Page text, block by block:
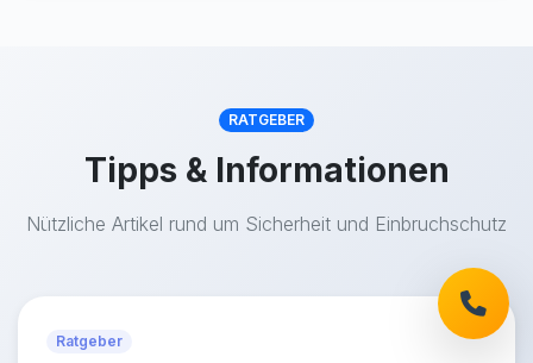
RATGEBER
Tipps & Informationen
Nützliche Artikel rund um Sicherheit und Einbruchschutz
Ratgeber